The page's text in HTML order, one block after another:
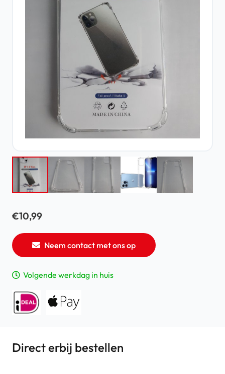
€10,99
Neem contact met ons op
Volgende werkdag in huis
Direct erbij bestellen